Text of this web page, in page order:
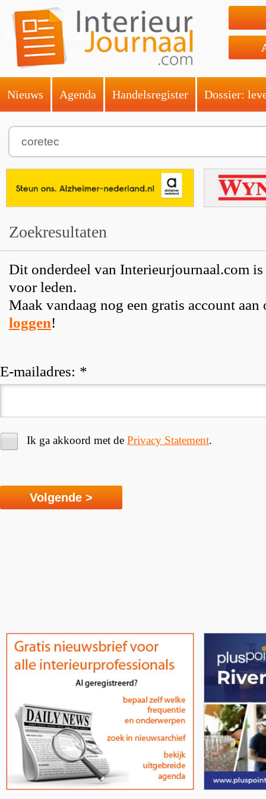
Nieuws Agenda Handelsregister Dossier:
Zoekresultaten
Dit onderdeel van Interieurjournaal.com
voor leden.
Maak vandaag nog een gratis account
loggen!
E-mailadres: *
Ik ga akkoord met de Privacy Statement.